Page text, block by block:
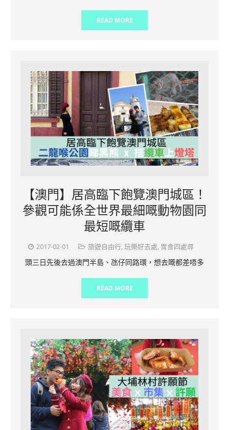
READ MORE
【澳門】居高臨下飽覽澳門城區！
參觀可能係全世界最細嘅動物園同
最短嘅纜車
2017-02-01 旅遊自由行,玩樂好去處, 胃食四處尋
頭三日先後去過澳門半島、氹仔同路環，想去嘅都差唔多
READ MORE